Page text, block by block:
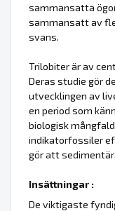
sammansatta
sammansatt av
svans.
Trilobiter är av
Deras studie gör
utvecklingen av
en period som
biologisk
indikatorfossiler
gör att
Insättningar :
De viktigaste